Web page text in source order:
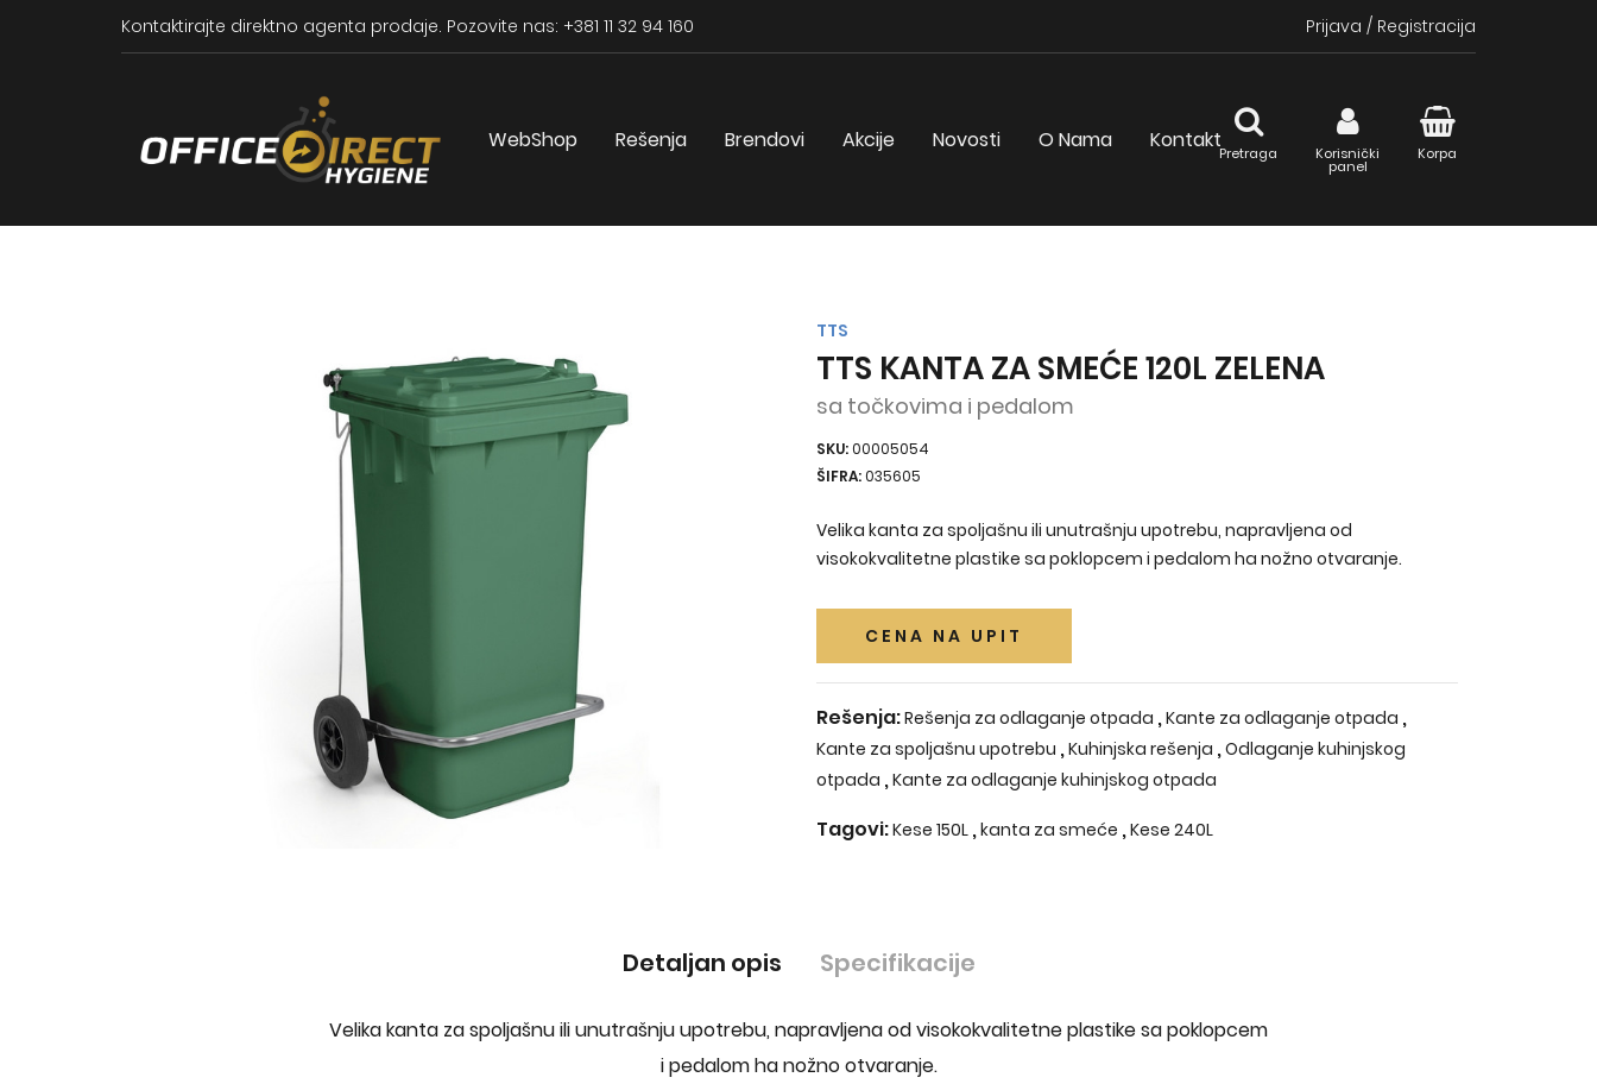
Kontaktirajte direktno agenta prodaje. Pozovite nas: +381 11 32 94 160 Prijava / Registracija
WebShop Rešenja Brendovi Akcije Novosti O Nama Kontakt
Pretraga Korisnički
panel
Korpa
TTS
TTS KANTA ZA SMEĆE 120L ZELENA
sa točkovima i pedalom
SKU:00005054
ŠIFRA:035605
Velika kanta za spoljašnu ili unutrašnju upotrebu, napravljena od
visokokvalitetne plastike sa poklopcem i pedalom ha nožno otvaranje.
CENA NA UPIT
Rešenja:Rešenja za odlaganje otpada ,Kante za odlaganje otpada ,
Kante za spoljašnu upotrebu ,Kuhinjska rešenja ,Odlaganje kuhinjskog
otpada ,Kante za odlaganje kuhinjskog otpada
Tagovi:Kese 150L ,kanta za smeće ,Kese 240L
Detaljan opis Specifikacije
Velika kanta za spoljašnu ili unutrašnju upotrebu, napravljena od visokokvalitetne plastike sa poklopcem
i pedalom ha nožno otvaranje.